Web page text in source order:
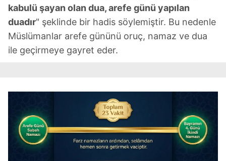
kabulü şayan olan dua, arefe günü yapılan
duadır" şeklinde bir hadis söylemiştir. Bu nedenle
Müslümanlar arefe gününü oruç, namaz ve dua
ile geçirmeye gayret eder.